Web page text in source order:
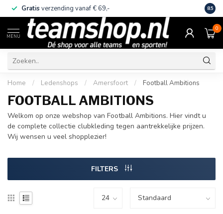
Gratis verzending vanaf € 69,- Eigen
8.5
MENU
0
Home / Ledenshops / Amersfoort / Football Ambitions
FOOTBALL AMBITIONS
Welkom op onze webshop van Football Ambitions. Hier vindt u
de complete collectie clubkleding tegen aantrekkelijke prijzen.
Wij wensen u veel shopplezier!
FILTERS